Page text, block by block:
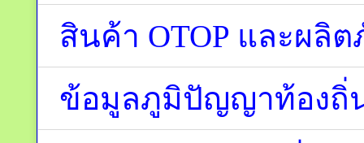
สินค้า OTOP และผลิ
ข้อมูลภูมิปัญญาท้องถิ่